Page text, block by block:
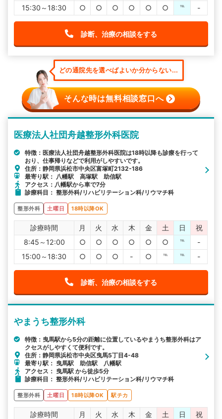
15:30～18:30 ○ ○ ○ ○ ○ ○ ℡ -
診断、治療の相談をする
どの通院先を選べばよいか分からない...
そんな時は無料相談窓口へ
医療法人社団舟越整形外科医院
特徴：医療法人社団舟越整形外科医院は18時以降も診療を行って
おり、仕事帰りなどで利用がしやすいです。
住所：静岡県浜松市中央区富塚町2132-186
最寄り駅： 八幡駅 高塚駅 助信駅
アクセス：八幡駅から車で7分
診療科目： 整形外科/リハビリテーション科/リウマチ科
整形外科 土曜日 18時以降OK
診療時間 月 火 水 木 金 土 日
祝
8:45～12:00
○ ○ ○ ○ ○ ○ ℡
-
15:00～18:30
○ ○ ○ - ○ ℡ ℡ -
診断、治療の相談をする
やまうち整形外科
特徴：曳馬駅から5分の距離に位置しているやまうち整形外科はア
クセスがしやすくて便利です。
住所：静岡県浜松市中央区曳馬5丁目4-48
最寄り駅： 曳馬駅 助信駅 八幡駅
アクセス： 曳馬駅 から徒歩5分
診療科目： 整形外科/リハビリテーション科/リウマチ科
整形外科 土曜日 18時以降OK 駅チカ
診療時間 月 火 水 木 金 土 日
祝